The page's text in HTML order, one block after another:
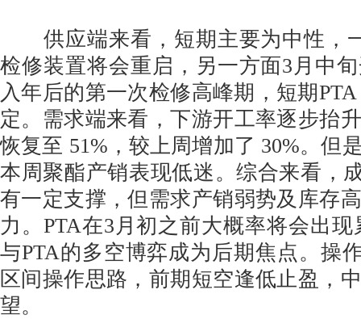
供应端来看，短期主要为中性，
检修装置将会重启，另一方面3月中
入年后的第一次检修高峰期，短期
定。需求端来看，下游开工率逐步抬
恢复至 51%，较上周增加了 30%。但
本周聚酯产销表现低迷。综合来看，
有一定支撑，但需求产销弱势及库存
力。PTA在3月初之前大概率将会出
与PTA的多空博弈成为后期焦点。操
区间操作思路，前期短空逢低止盈，
望。